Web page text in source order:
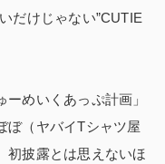
だけじゃない”CUTIE
めいくあっぷ計画」
ぼ（ヤバイTシャツ屋
初披露とは思えないほ